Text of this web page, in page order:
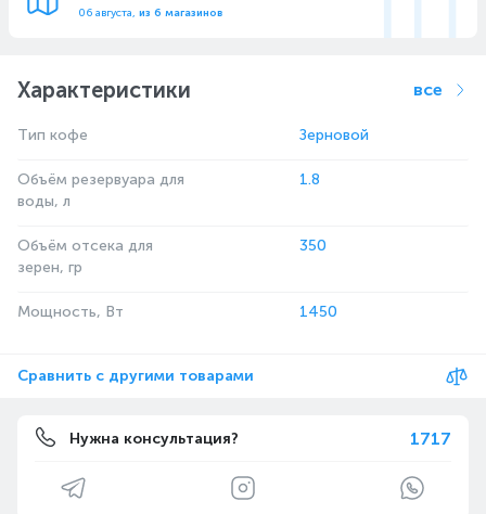
06 августа, из 6 магазинов
Характеристики все
Тип кофе Зерновой
Объём резервуара для
воды, л
1.8
Объём отсека для
зерен, гр
350
Мощность, Вт 1450
Сравнить с другими товарами
Нужна консультация? 1717